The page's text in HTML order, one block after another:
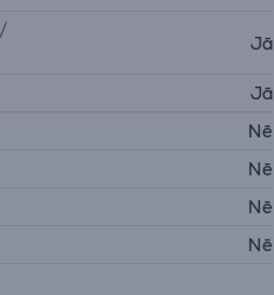
Jā
Jā
Nē
Nē
Nē
Nē